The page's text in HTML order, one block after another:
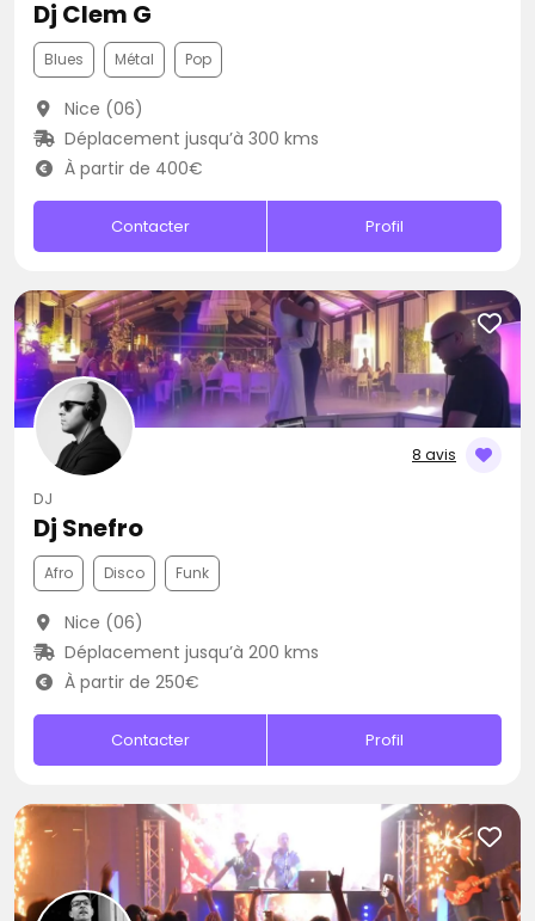
Dj Clem G
Blues Métal Pop
Nice (06)
Déplacement jusqu’à 300 kms
À partir de 400€
Contacter Profil
8 avis
DJ
Dj Snefro
Afro Disco Funk
Nice (06)
Déplacement jusqu’à 200 kms
À partir de 250€
Contacter Profil